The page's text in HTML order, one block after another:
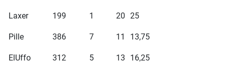
Laxer 199 1 20 25
Pille 386 7 11 13,75
ElUffo 312 5 13 16,25